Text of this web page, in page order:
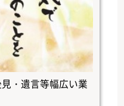
・遺言等幅広い業